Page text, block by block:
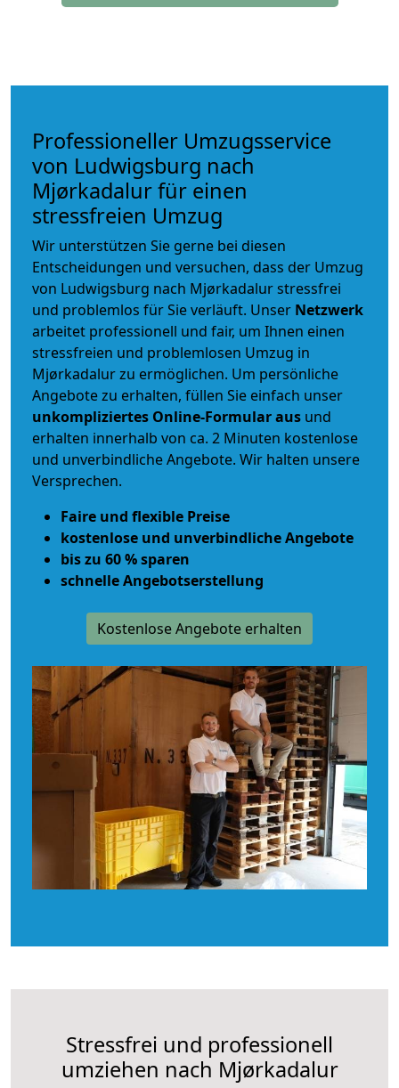
Professioneller Umzugsservice
von Ludwigsburg nach
Mjørkadalur für einen
stressfreien Umzug
Wir unterstützen Sie gerne bei diesen
Entscheidungen und versuchen, dass der Umzug
von Ludwigsburg nach Mjørkadalur stressfrei
und problemlos für Sie verläuft. Unser Netzwerk
arbeitet professionell und fair, um Ihnen einen
stressfreien und problemlosen Umzug in
Mjørkadalur zu ermöglichen. Um persönliche
Angebote zu erhalten, füllen Sie einfach unser
unkompliziertes Online-Formular aus und
erhalten innerhalb von ca. 2 Minuten kostenlose
und unverbindliche Angebote. Wir halten unsere
Versprechen.
Faire und flexible Preise
kostenlose und unverbindliche Angebote
bis zu 60 % sparen
schnelle Angebotserstellung
Kostenlose Angebote erhalten
Stressfrei und professionell
umziehen nach Mjørkadalur